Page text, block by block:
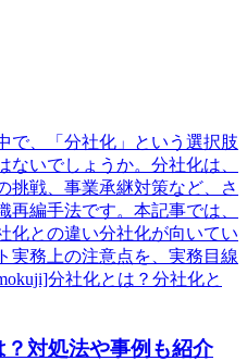
で、「分社化」という選択肢
ないでしょうか。分社化は、
挑戦、事業承継対策など、さ
再編手法です。本記事では、
化との違い分社化が向いてい
実務上の注意点を、実務目線
分社化とは？分社化と
対処法や事例も紹介